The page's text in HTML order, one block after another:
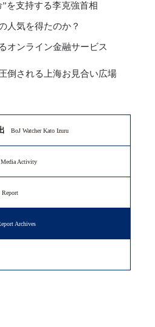
を支持する李克強首相
人気を得たのか？
オンライン金融サービス
倒される上海お見合い広場
BoJ Watcher Kato Izuru
Media Activity
Report
Archives